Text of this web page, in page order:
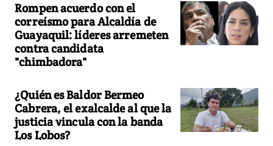
Rompen acuerdo con el
correísmo para Alcaldía de
Guayaquil: líderes arremeten
contra candidata
"chimbadora"
¿Quién es Baldor Bermeo
Cabrera, el exalcalde al que la
justicia vincula con la banda
Los Lobos?